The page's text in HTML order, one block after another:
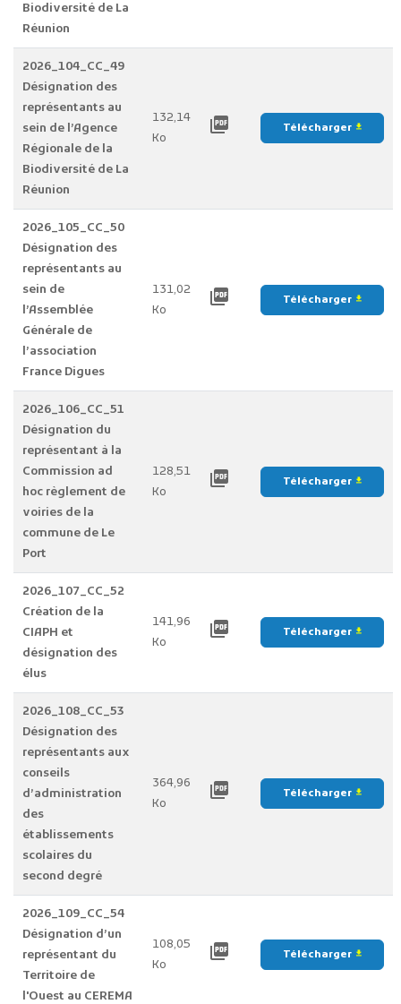
Biodiversité de La
Réunion
2026_104_CC_49
Désignation des
représentants au
sein de l’Agence
Régionale de la
Biodiversité de La
Réunion
132,14
Ko
picture_as_pdf Télécharger file_download
2026_105_CC_50
Désignation des
représentants au
sein de
l’Assemblée
Générale de
l’association
France Digues
131,02
Ko
picture_as_pdf Télécharger file_download
2026_106_CC_51
Désignation du
représentant à la
Commission ad
hoc règlement de
voiries de la
commune de Le
Port
128,51
Ko
picture_as_pdf Télécharger file_download
2026_107_CC_52
Création de la
CIAPH et
désignation des
élus
141,96
Ko
picture_as_pdf Télécharger file_download
2026_108_CC_53
Désignation des
représentants aux
conseils
d’administration
des
établissements
scolaires du
second degré
364,96
Ko
picture_as_pdf Télécharger file_download
2026_109_CC_54
Désignation d’un
représentant du
Territoire de
l'Ouest au CEREMA
108,05
Ko
picture_as_pdf Télécharger file_download